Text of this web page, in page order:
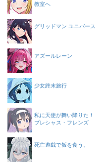
教室へ
グリッドマン ユニバース
アズールレーン
少女終末旅行
私に天使が舞い降りた！
プレシャス・フレンズ
死亡遊戯で飯を食う。